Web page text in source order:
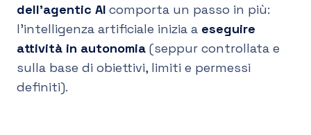
dell’agentic AI comporta un passo in più:
l’intelligenza artificiale inizia a eseguire
attività in autonomia (seppur controllata e
sulla base di obiettivi, limiti e permessi
definiti).